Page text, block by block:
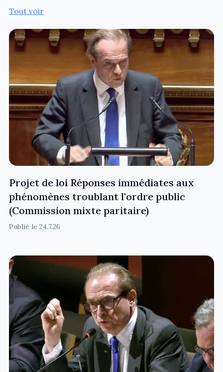
Tout voir
Projet de loi Réponses immédiates aux
phénomènes troublant l'ordre public
(Commission mixte paritaire)
Publié le 24.7.26